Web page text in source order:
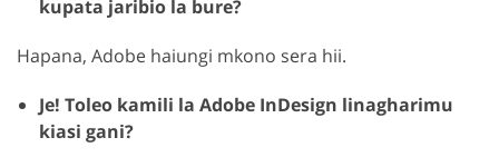
kupata jaribio la bure?
Hapana, Adobe haiungi mkono sera hii.
Je! Toleo kamili la Adobe InDesign linagharimu
kiasi gani?